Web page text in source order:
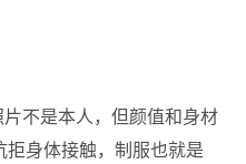
不是本人，但颜值和身材
身体接触，制服也就是